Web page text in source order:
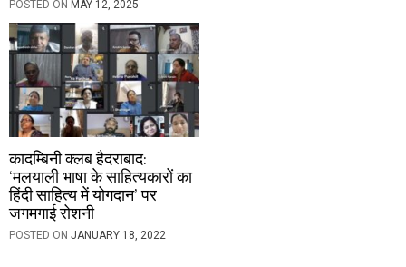
POSTED ON MAY 12, 2025
कादम्बिनी क्लब हैदराबाद:
‘मलयाली भाषा के साहित्यकारों का
हिंदी साहित्य में योगदान’ पर
जगमगाई रोशनी
POSTED ON JANUARY 18, 2022